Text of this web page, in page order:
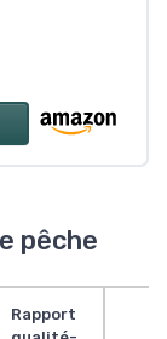
pêche
Rapport